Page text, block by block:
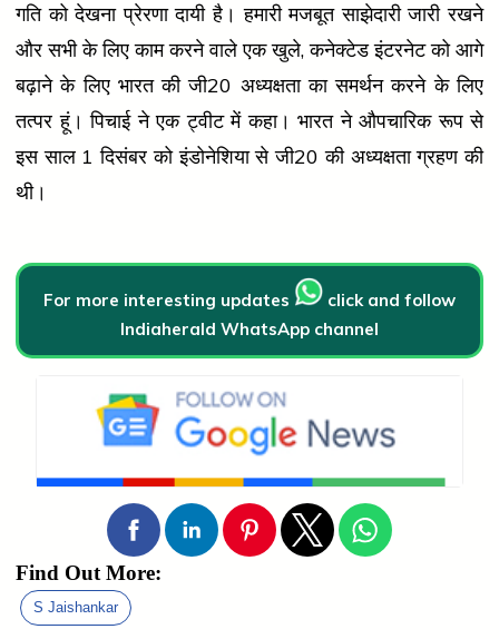
गति को देखना प्रेरणा दायी है। हमारी मजबूत साझेदारी जारी रखने
और सभी के लिए काम करने वाले एक खुले, कनेक्टेड इंटरनेट को आगे
बढ़ाने के लिए भारत की जी20 अध्यक्षता का समर्थन करने के लिए
तत्पर हूं। पिचाई ने एक ट्वीट में कहा। भारत ने औपचारिक रूप से
इस साल 1 दिसंबर को इंडोनेशिया से जी20 की अध्यक्षता ग्रहण की
थी।
For more interesting updates
click and follow
Indiaherald WhatsApp channel
Find Out More:
S Jaishankar